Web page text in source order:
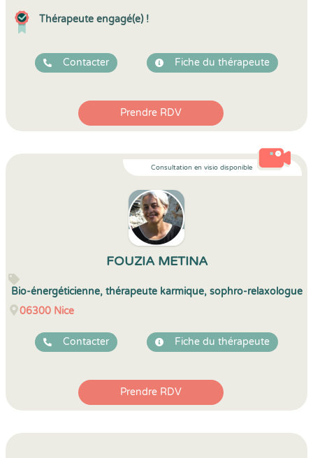
Thérapeute engagé(e) !
Contacter Fiche du thérapeute
Prendre RDV
Consultation en visio disponible
FOUZIA METINA
Bio-énergéticienne, thérapeute karmique, sophro-relaxologue
06300 Nice
Contacter Fiche du thérapeute
Prendre RDV